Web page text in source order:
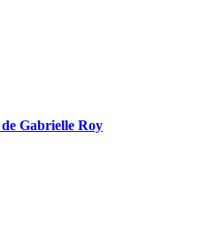
de Gabrielle Roy